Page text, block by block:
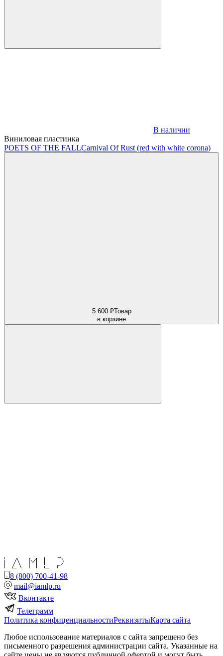
В наличии
Виниловая пластинка
POETS OF THE FALLCarnival Of Rust (red with white corona)
5 600 ₽Товар
в корзине
8 (800) 700-41-98
mail@iamlp.ru
Вконтакте
Телеграмм
Политика конфиценциальностиРеквизитыКарта сайта
Любое использование материалов с сайта запрещено без
письменного разрешения администрации сайта. Указанные на